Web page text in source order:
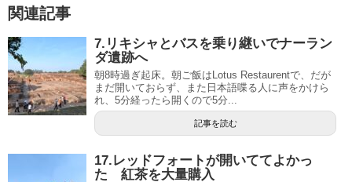
関連記事
7.リキシャとバスを乗り継いでナーラン
ダ遺跡へ
朝8時過ぎ起床。朝ご飯はLotus Restaurentで、だが
まだ開いておらず、また日本語喋る人に声をかけら
れ、5分経ったら開くので5分...
記事を読む
17.レッドフォートが開いててよかっ
た 紅茶を大量購入